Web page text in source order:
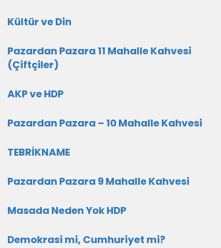
Kültür ve Din
Pazardan Pazara 11 Mahalle Kahvesi
(Çiftçiler)
AKP ve HDP
Pazardan Pazara – 10 Mahalle Kahvesi
TEBRİKNAME
Pazardan Pazara 9 Mahalle Kahvesi
Masada Neden Yok HDP
Demokrasi mi, Cumhuriyet mi?